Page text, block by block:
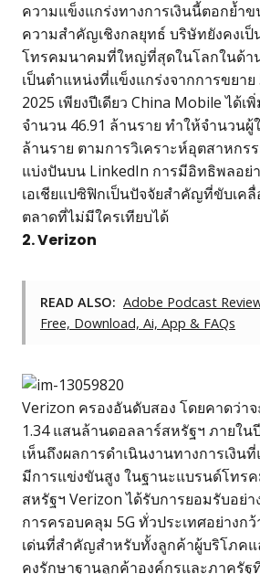
ความแข็งแกร่งทางการเงินนี้ตอกย้ำ
ความสำคัญเชิงกลยุทธ์ บริษัทยังคงเป็
โทรคมนาคมที่ใหญ่ที่สุดในโลกในด้า
เป็นตำแหน่งที่แข็งแกร่งจากการขยาย
2025 เพียงปีเดียว China Mobile ได้เ
จำนวน 46.91 ล้านราย ทำให้จำนวนผู้
ล้านราย ตามการวิเคราะห์อุตสาหกร
แบ่งปันบน LinkedIn การมีอิทธิพลอย่
เอเชียแปซิฟิกเป็นปัจจัยสำคัญที่ขับเค
ตลาดที่ไม่มีใครเทียบได้
2. Verizon
READ ALSO: Adobe Podcast
Free, Download, Ai, App & FAQs
Verizon ครองอันดับสอง โดยคาดว่า
1.34 แสนล้านดอลลาร์สหรัฐฯ ภายใน
เห็นถึงผลการดำเนินงานทางการเงิน
มีการแข่งขันสูง ในฐานะแบรนด์โทร
สหรัฐฯ Verizon ได้รับการยอมรับอย่
การครอบคลุม 5G ทั่วประเทศอย่างกว้
เด่นที่สำคัญสำหรับทั้งลูกค้าผู้บริโภค
คงรักษาฐานลูกค้าองค์กรและภาครัฐ